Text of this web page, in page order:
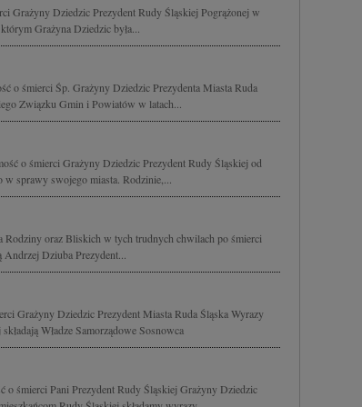
Grażyny Dziedzic Prezydent Rudy Śląskiej Pogrążonej w
Grażyna Dziedzic była...
o śmierci Śp. Grażyny Dziedzic Prezydenta Miasta Ruda
Związku Gmin i Powiatów w latach...
o śmierci Grażyny Dziedzic Prezydent Rudy Śląskiej od
sprawy swojego miasta. Rodzinie,...
Rodziny oraz Bliskich w tych trudnych chwilach po śmierci
Dziuba Prezydent...
Grażyny Dziedzic Prezydent Miasta Ruda Śląska Wyrazy
Władze Samorządowe Sosnowca
śmierci Pani Prezydent Rudy Śląskiej Grażyny Dziedzic